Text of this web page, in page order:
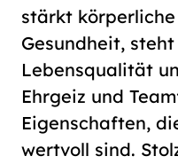
stärkt
Gesundheit,
Lebensqualität
Ehrgeiz und
Eigenschaften,
wertvoll sind.